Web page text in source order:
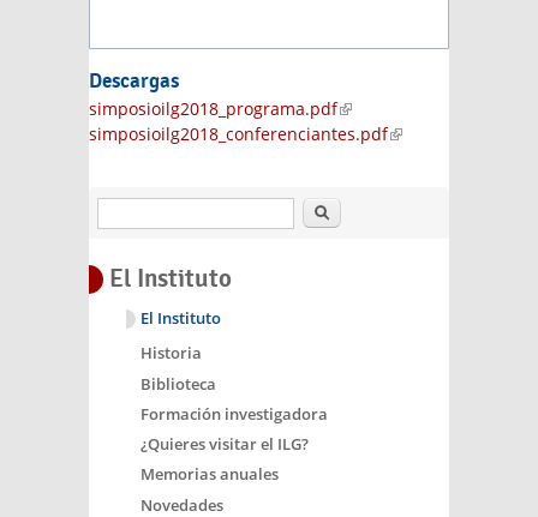
Descargas
simposioilg2018_programa.pdf(link is
external)
simposioilg2018_conferenciantes.pdf(link is
Buscar
El Instituto
El Instituto
Historia
Biblioteca
Formación investigadora
¿Quieres visitar el ILG?
Memorias anuales
Novedades